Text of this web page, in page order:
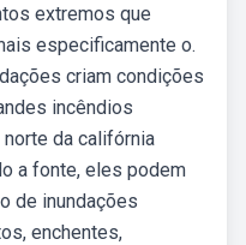
extremos que
especificamente o.
criam condições
incêndios
da califórnia
a fonte, eles podem
de inundações
enchentes,